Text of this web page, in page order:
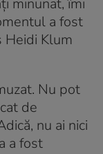
minunat, îmi
a fost
Heidi Klum
Nu pot
de
nu ai nici
a fost